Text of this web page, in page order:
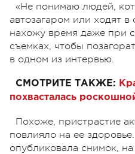
«Не понимаю людей,
автозагаром или ходят в
нахожу время даже при
съемках, чтобы
в одном из интервью.
СМОТРИТЕ ТАКЖЕ:
похвасталась
Похоже, пристрастие
повлияло на ее
опубликовала снимок,